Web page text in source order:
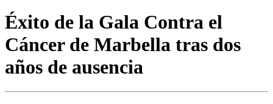
Éxito de la Gala Contra el
Cáncer de Marbella tras dos
años de ausencia